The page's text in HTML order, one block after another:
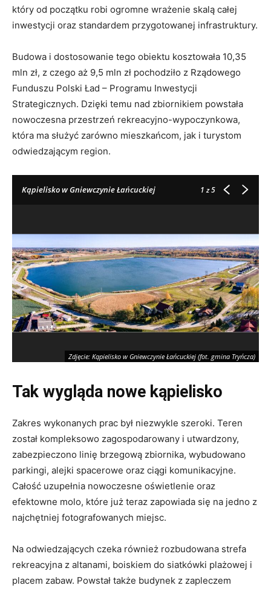
który od początku robi ogromne wrażenie skalą całej
inwestycji oraz standardem przygotowanej infrastruktury.
Budowa i dostosowanie tego obiektu kosztowała 10,35
mln zł, z czego aż 9,5 mln zł pochodziło z Rządowego
Funduszu Polski Ład – Programu Inwestycji
Strategicznych. Dzięki temu nad zbiornikiem powstała
nowoczesna przestrzeń rekreacyjno-wypoczynkowa,
która ma służyć zarówno mieszkańcom, jak i turystom
odwiedzającym region.
Kąpielisko w Gniewczynie Łańcuckiej 1z 5
Zdjęcie: Kąpielisko w Gniewczynie Łańcuckiej (fot. gmina Tryńcza)
Tak wygląda nowe kąpielisko
Zakres wykonanych prac był niezwykle szeroki. Teren
został kompleksowo zagospodarowany i utwardzony,
zabezpieczono linię brzegową zbiornika, wybudowano
parkingi, alejki spacerowe oraz ciągi komunikacyjne.
Całość uzupełnia nowoczesne oświetlenie oraz
efektowne molo, które już teraz zapowiada się na jedno z
najchętniej fotografowanych miejsc.
Na odwiedzających czeka również rozbudowana strefa
rekreacyjna z altanami, boiskiem do siatkówki plażowej i
placem zabaw. Powstał także budynek z zapleczem